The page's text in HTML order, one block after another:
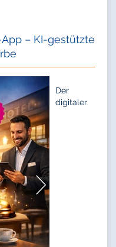
– KI-gestützte
Der
digitaler